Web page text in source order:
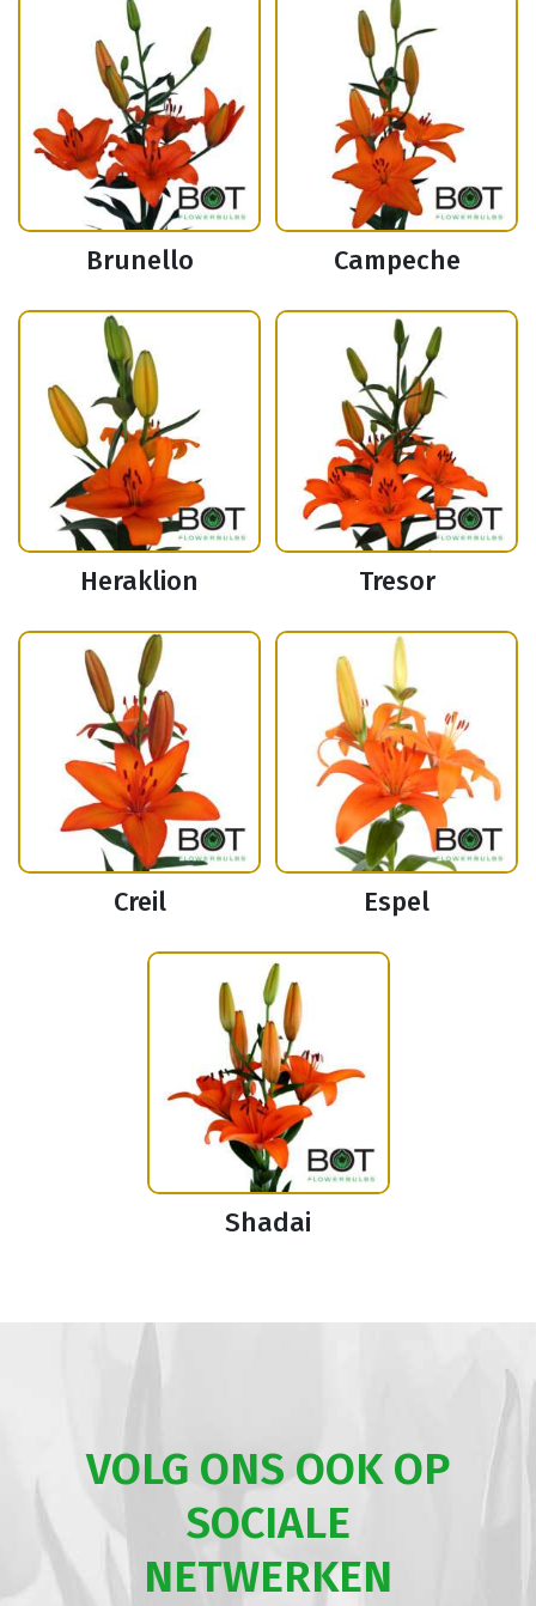
Brunello Campeche
Heraklion Tresor
Creil Espel
Shadai
VOLG ONS OOK OP
SOCIALE
NETWERKEN